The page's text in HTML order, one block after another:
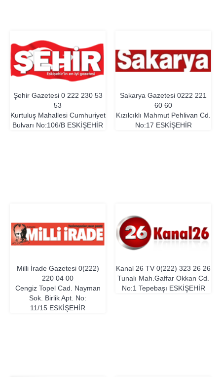
Şehir Gazetesi 0 222 230 53
53
Kurtuluş Mahallesi Cumhuriyet
Bulvarı No:106/B ESKIŞEHIR
Sakarya Gazetesi 0222 221
60 60
Kızılcıklı Mahmut Pehlivan Cd.
No:17 ESKIŞEHIR
Milli İrade Gazetesi 0(222)
220 04 00
Cengiz Topel Cad. Nayman
Sok. Birlik Apt. No:
11/15 ESKIŞEHIR
Kanal 26 TV 0(222) 323 26 26
Tunalı Mah.Gaffar Okkan Cd.
No:1 Tepebaşı ESKIŞEHIR